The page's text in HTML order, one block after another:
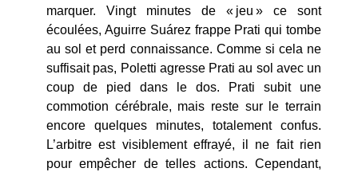
marquer. Vingt minutes de « jeu » ce sont
écoulées, Aguirre Suárez frappe Prati qui tombe
au sol et perd connaissance. Comme si cela ne
suffisait pas, Poletti agresse Prati au sol avec un
coup de pied dans le dos. Prati subit une
commotion cérébrale, mais reste sur le terrain
encore quelques minutes, totalement confus.
L’arbitre est visiblement effrayé, il ne fait rien
pour empêcher de telles actions. Cependant,